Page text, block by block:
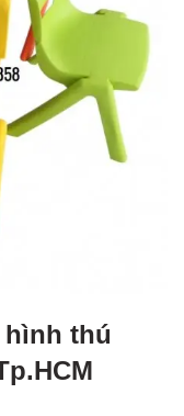
hình thú